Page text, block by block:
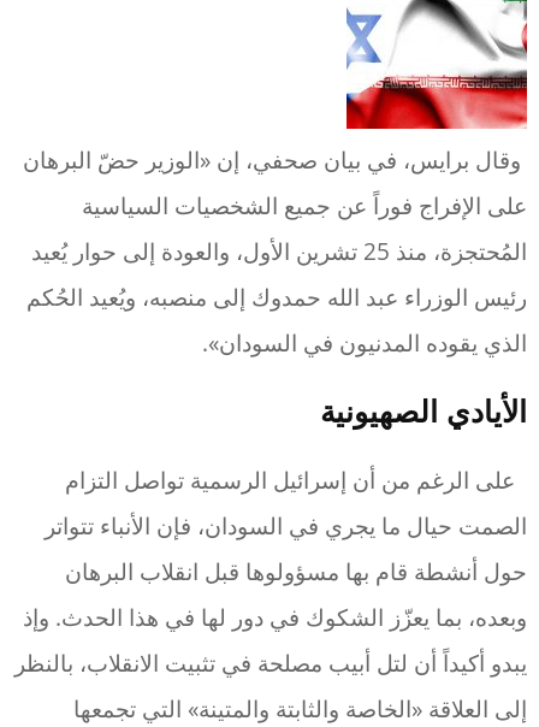
وقال برايس، في بيان صحفي، إن «الوزير حضّ البرهان
على الإفراج فوراً عن جميع الشخصيات السياسية
المُحتجزة، منذ 25 تشرين الأول، والعودة إلى حوار يُعيد
رئيس الوزراء عبد الله حمدوك إلى منصبه، ويُعيد الحُكم
الذي يقوده المدنيون في السودان».
الأيادي الصهيونية
على الرغم من أن إسرائيل الرسمية تواصل التزام
الصمت حيال ما يجري في السودان، فإن الأنباء تتواتر
حول أنشطة قام بها مسؤولوها قبل انقلاب البرهان
وبعده، بما يعزّز الشكوك في دور لها في هذا الحدث. وإذ
يبدو أكيداً أن لتل أبيب مصلحة في تثبيت الانقلاب، بالنظر
إلى العلاقة «الخاصة والثابتة والمتينة» التي تجمعها